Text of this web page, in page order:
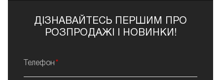
ДІЗНАВАЙТЕСЬ ПЕРШИМ ПРО
РОЗПРОДАЖІ І НОВИНКИ!
Телефон